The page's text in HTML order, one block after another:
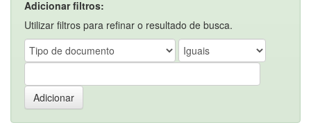
Adicionar filtros:
Utilizar filtros para refinar o resultado de busca.